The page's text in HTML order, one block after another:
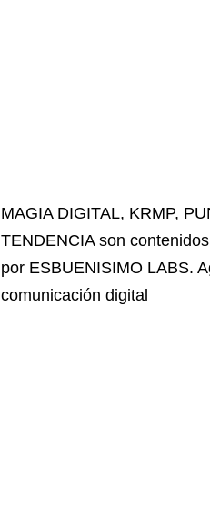
MAGIA DIGITAL, KRMP,
TENDENCIAson
por ESBUENISIMO LABS.
comunicación digital